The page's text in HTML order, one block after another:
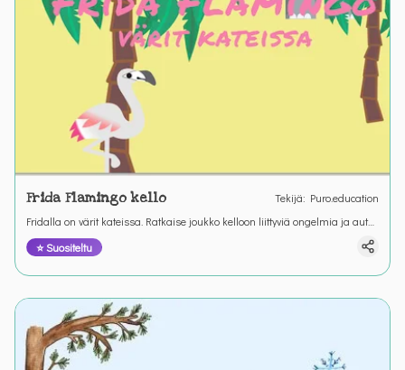
Frida Flamingo kello Tekijä: Puro.education
Fridalla on värit kateissa. Ratkaise joukko kelloon liittyviä ongelmia ja auta
Fridaa löytämään värinsä. &nbsp;
⭐ Suositeltu